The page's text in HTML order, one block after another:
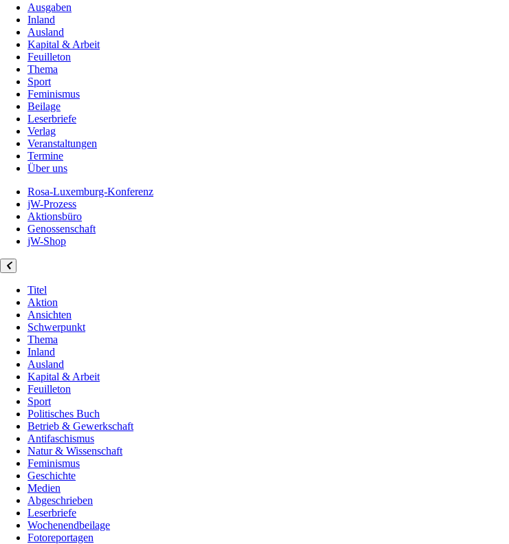
Ausgaben
Inland
Ausland
Kapital & Arbeit
Feuilleton
Thema
Sport
Feminismus
Beilage
Leserbriefe
Verlag
Veranstaltungen
Termine
Über uns
Rosa-Luxemburg-Konferenz
jW-Prozess
Aktionsbüro
Genossenschaft
jW-Shop
Titel
Aktion
Ansichten
Schwerpunkt
Thema
Inland
Ausland
Kapital & Arbeit
Feuilleton
Sport
Politisches Buch
Betrieb & Gewerkschaft
Antifaschismus
Natur & Wissenschaft
Feminismus
Geschichte
Medien
Abgeschrieben
Leserbriefe
Wochenendbeilage
Fotoreportagen